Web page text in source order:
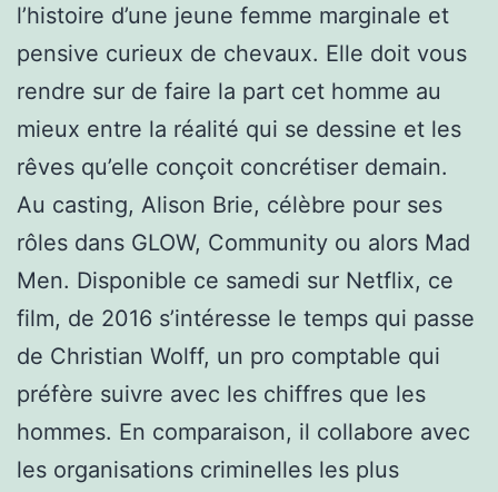
l’histoire d’une jeune femme marginale et
pensive curieux de chevaux. Elle doit vous
rendre sur de faire la part cet homme au
mieux entre la réalité qui se dessine et les
rêves qu’elle conçoit concrétiser demain.
Au casting, Alison Brie, célèbre pour ses
rôles dans GLOW, Community ou alors Mad
Men. Disponible ce samedi sur Netflix, ce
film, de 2016 s’intéresse le temps qui passe
de Christian Wolff, un pro comptable qui
préfère suivre avec les chiffres que les
hommes. En comparaison, il collabore avec
les organisations criminelles les plus